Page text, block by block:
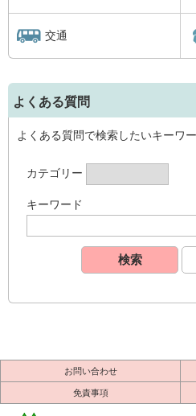
交通
よくある質問
よくある質問で検索したいキーワ
カテゴリー
キーワード
お問い合わせ
免責事項